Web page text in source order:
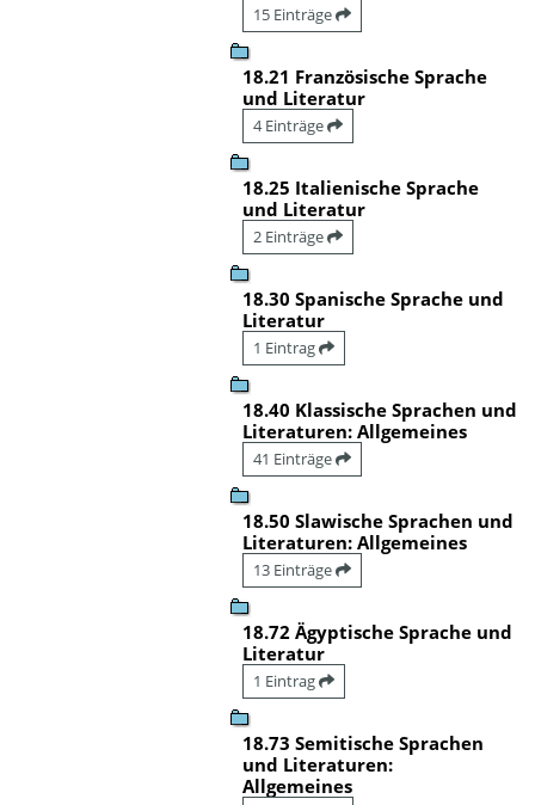
15 Einträge
18.21 Französische Sprache
und Literatur
4 Einträge
18.25 Italienische Sprache
und Literatur
2 Einträge
18.30 Spanische Sprache und
Literatur
1 Eintrag
18.40 Klassische Sprachen und
Literaturen: Allgemeines
41 Einträge
18.50 Slawische Sprachen und
Literaturen: Allgemeines
13 Einträge
18.72 Ägyptische Sprache und
Literatur
1 Eintrag
18.73 Semitische Sprachen
und Literaturen:
Allgemeines